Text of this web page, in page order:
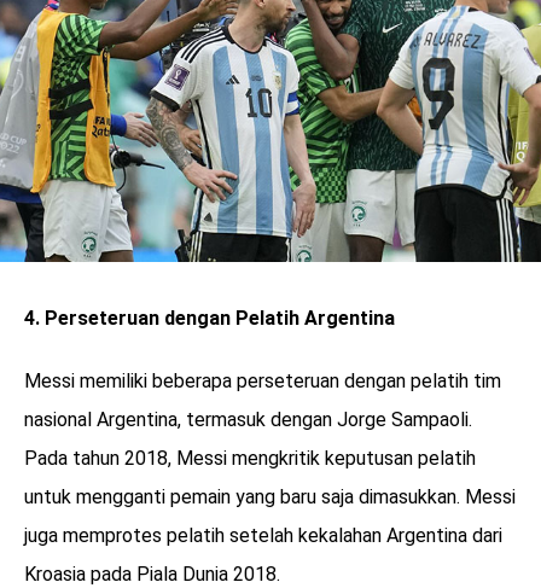
4. Perseteruan dengan Pelatih Argentina
Messi memiliki beberapa perseteruan dengan pelatih tim
nasional Argentina, termasuk dengan Jorge Sampaoli.
Pada tahun 2018, Messi mengkritik keputusan pelatih
untuk mengganti pemain yang baru saja dimasukkan. Messi
juga memprotes pelatih setelah kekalahan Argentina dari
Kroasia pada Piala Dunia 2018.